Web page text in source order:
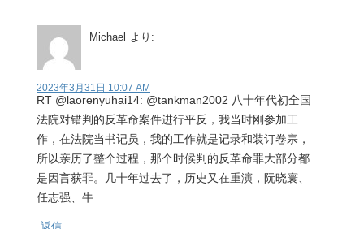
Michael より:
2023年3月31日 10:07 AM
RT @laorenyuhai14: @tankman2002 八十年代初全国
法院对错判的反革命案件进行平反，我当时刚参加工
作，在法院当书记员，我的工作就是记录和装订卷宗，
所以亲历了整个过程，那个时候判的反革命罪大部分都
是因言获罪。几十年过去了，历史又在重演，阮晓寰、
任志强、牛…
返信